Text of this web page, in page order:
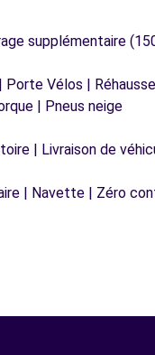
supplémentaire
Porte Vélos |
| Pneus neige
| Livraison de
| Navette | Zéro